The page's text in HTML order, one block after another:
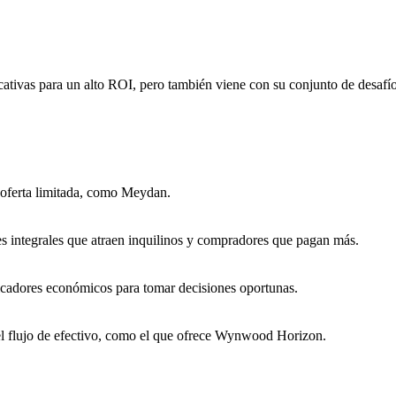
para un alto ROI, pero también viene con su conjunto de
limitada, como Meydan.
que atraen inquilinos y compradores que pagan más.
económicos para tomar decisiones oportunas.
flujo de efectivo, como el que ofrece Wynwood Horizon.